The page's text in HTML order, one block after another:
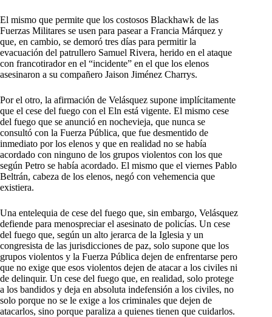
El mismo que permite que los costosos Blackhawk de las
Fuerzas Militares se usen para pasear a Francia Márquez y
que, en cambio, se demoró tres días para permitir la
evacuación del patrullero Samuel Rivera, herido en el ataque
con francotirador en el “incidente” en el que los elenos
asesinaron a su compañero Jaison Jiménez Charrys.
Por el otro, la afirmación de Velásquez supone implícitamente
que el cese del fuego con el Eln está vigente. El mismo cese
del fuego que se anunció en nochevieja, que nunca se
consultó con la Fuerza Pública, que fue desmentido de
inmediato por los elenos y que en realidad no se había
acordado con ninguno de los grupos violentos con los que
según Petro se había acordado. El mismo que el viernes Pablo
Beltrán, cabeza de los elenos, negó con vehemencia que
existiera.
Una entelequia de cese del fuego que, sin embargo, Velásquez
defiende para menospreciar el asesinato de policías. Un cese
del fuego que, según un alto jerarca de la Iglesia y un
congresista de las jurisdicciones de paz, solo supone que los
grupos violentos y la Fuerza Pública dejen de enfrentarse pero
que no exige que esos violentos dejen de atacar a los civiles ni
de delinquir. Un cese del fuego que, en realidad, solo protege
a los bandidos y deja en absoluta indefensión a los civiles, no
solo porque no se le exige a los criminales que dejen de
atacarlos, sino porque paraliza a quienes tienen que cuidarlos.